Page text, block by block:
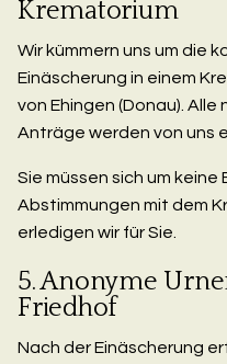
Krematorium
Wir kümmern uns um die
Einäscherung in einem
von Ehingen (Donau).
Anträge werden von uns
Sie müssen sich um
Abstimmungen mit dem
erledigen wir für Sie.
5. Anonyme
Friedhof
Nach der Einäscherung